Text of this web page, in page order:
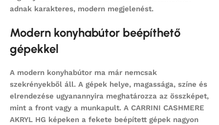
adnak karakteres, modern megjelenést.
Modern konyhabútor beépíthető
gépekkel
A modern konyhabútor ma már nemcsak
szekrényekből áll. A gépek helye, magassága, színe és
elrendezése ugyanannyira meghatározza az összképet,
mint a front vagy a munkapult. A CARRINI CASHMERE
AKRYL HG képeken a fekete beépített gépek nagyon